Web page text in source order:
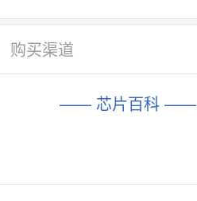
购买渠道
—— 芯片百科 ——